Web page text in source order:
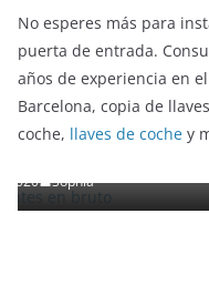
inseguridad en tu
de la casa de tu vecino?
No esperes más para
puerta de entrada.
Barcelona, copia de
coche,llaves de cochey
Slender Man
detalles